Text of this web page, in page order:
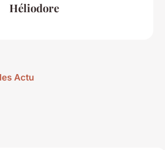
Héliodore
Actu